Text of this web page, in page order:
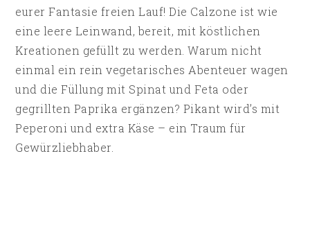
eurer Fantasie freien Lauf! Die Calzone ist wie
eine leere Leinwand, bereit, mit köstlichen
Kreationen gefüllt zu werden. Warum nicht
einmal ein rein vegetarisches Abenteuer wagen
und die Füllung mit Spinat und Feta oder
gegrillten Paprika ergänzen? Pikant wird’s mit
Peperoni und extra Käse – ein Traum für
Gewürzliebhaber.